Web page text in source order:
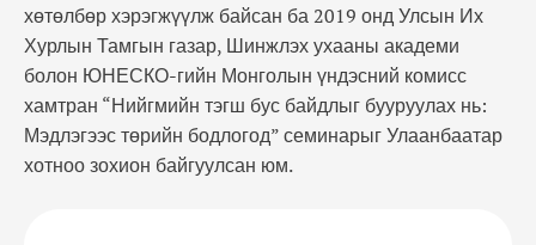
хөтөлбөр хэрэгжүүлж байсан ба 2019 онд Улсын Их
Хурлын Тамгын газар, Шинжлэх ухааны академи
болон ЮНЕСКО-гийн Монголын үндэсний комисс
хамтран “Нийгмийн тэгш бус байдлыг бууруулах нь:
Мэдлэгээс төрийн бодлогод” семинарыг Улаанбаатар
хотноо зохион байгуулсан юм.